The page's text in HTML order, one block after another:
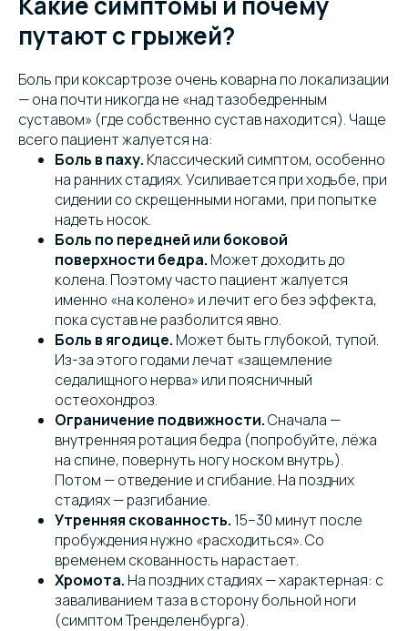
путают с грыжей?
Боль при коксартрозе очень коварна по локализации
— она почти никогда не «над тазобедренным
суставом» (где собственно сустав находится). Чаще
всего пациент жалуется на:
Боль в паху. Классический симптом, особенно
на ранних стадиях. Усиливается при ходьбе, при
сидении со скрещенными ногами, при попытке
надеть носок.
Боль по передней или боковой
поверхности бедра. Может доходить до
колена. Поэтому часто пациент жалуется
именно «на колено» и лечит его без эффекта,
пока сустав не разболится явно.
Боль в ягодице. Может быть глубокой, тупой.
Из-за этого годами лечат «защемление
седалищного нерва» или поясничный
остеохондроз.
Ограничение подвижности.Сначала —
внутренняя ротация бедра (попробуйте, лёжа
на спине, повернуть ногу носком внутрь).
Потом — отведение и сгибание. На поздних
стадиях — разгибание.
Утренняя скованность. 15–30 минут после
пробуждения нужно «расходиться». Со
временем скованность нарастает.
Хромота. На поздних стадиях — характерная: с
заваливанием таза в сторону больной ноги
(симптом Тренделенбурга).